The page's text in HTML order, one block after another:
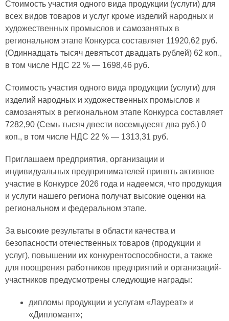
Стоимость участия одного вида продукции (услуги) для
всех видов товаров и услуг кроме изделий народных и
художественных промыслов и самозанятых в
региональном этапе Конкурса составляет 11920,62 руб.
(Одиннадцать тысяч девятьсот двадцать рублей) 62 коп.,
в том числе НДС 22 % — 1698,46 руб.
Стоимость участия одного вида продукции (услуги) для
изделий народных и художественных промыслов и
самозанятых в региональном этапе Конкурса составляет
7282,90 (Семь тысяч двести восемьдесят два руб.) 0
коп., в том числе НДС 22 % — 1313,31 руб.
Приглашаем предприятия, организации и
индивидуальных предпринимателей принять активное
участие в Конкурсе 2026 года и надеемся, что продукция
и услуги нашего региона получат высокие оценки на
региональном и федеральном этапе.
За высокие результаты в области качества и
безопасности отечественных товаров (продукции и
услуг), повышении их конкурентоспособности, а также
для поощрения работников предприятий и организаций-
участников предусмотрены следующие награды:
дипломы продукции и услугам «Лауреат» и
«Дипломант»;